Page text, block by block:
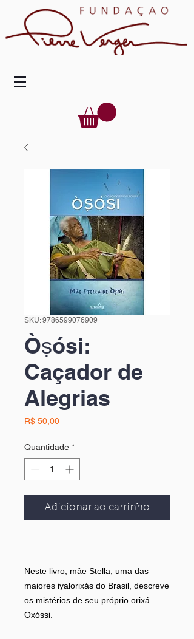
SKU: 9786599076909
Òṣósi:
Caçador de
Alegrias
R$ 50,00Preço
Quantidade *
Adicionar ao carrinho
Neste livro, mâe Stella, uma das
maiores iyalorixás do Brasil, descreve
os mistérios de seu próprio orixá
Oxóssi.